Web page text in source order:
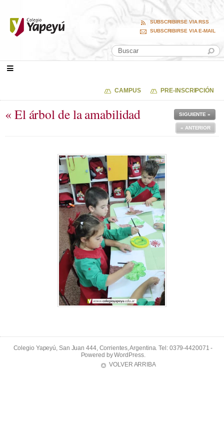
SUBSCRIBIRSE VIA RSS
SUBSCRIBIRSE VIA E-MAIL
CAMPUS PRE-INSCRIPCIÓN
« El árbol de la amabilidad SIGUIENTE »
« ANTERIOR
Colegio Yapeyú, San Juan 444, Corrientes, Argentina. Tel: 0379-4420071 -
Powered byWordPress.
VOLVER ARRIBA